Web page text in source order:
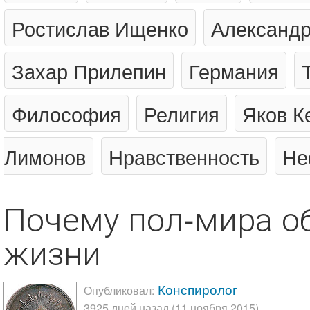
Ростислав Ищенко
Захар Прилепин
Германия
Философия
Религия
Яков
Лимонов
Нравственность
Почему пол-мира
жизни
Опубликовал: Конспиролог